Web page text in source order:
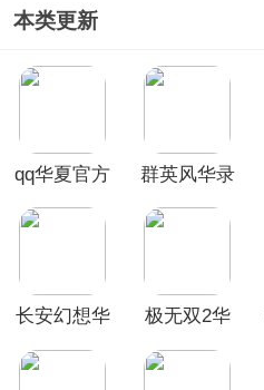
本类更新
qq华夏官方
群英风华录
长安幻想华
极无双2华